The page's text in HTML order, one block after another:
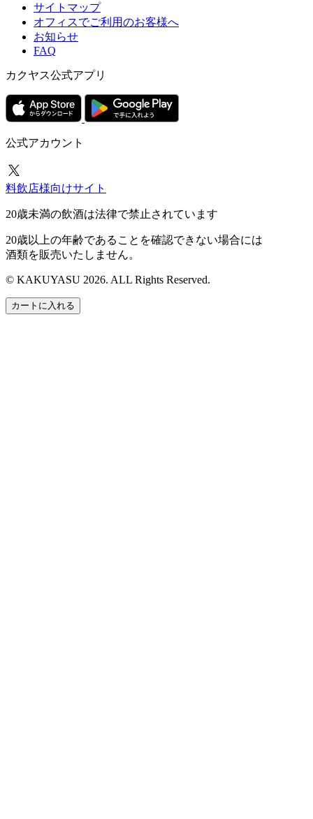
サイトマップ
オフィスでご利用のお客様へ
お知らせ
FAQ
カクヤス公式アプリ
公式アカウント
料飲店様向けサイト
20歳未満の飲酒は法律で禁止されています
20歳以上の年齢であることを確認できない場合には
酒類を販売いたしません。
© KAKUYASU 2026. ALL Rights Reserved.
カートに入れる